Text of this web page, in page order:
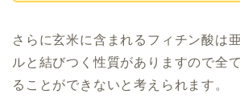
さらに玄米に含まれるフィチン酸は
ルと結びつく性質がありますので全
ることができないと考えられます。